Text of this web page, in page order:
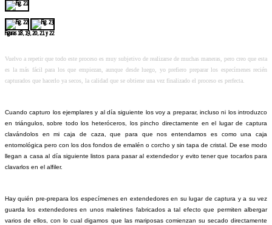
Figuras 18, 19, 20, 21 y 22
Vuelvo a repetir que todo este proceso es muy subjetivo de realizarse de muchas maneras, pero creo que esta
es la más fácil para los que empiezan, aunque desde luego, yo prefiero preparar los especímenes recién
capturados que hacerlo ya secos, la calidad que se obtiene una vez finalizado el proceso es perfecta.
Cuando capturo los ejemplares y al día siguiente los voy a preparar, incluso ni los introduzco
en triángulos, sobre todo los heteróceros, los pincho directamente en el lugar de captura
clavándolos en mi caja de caza, que para que nos entendamos es como una caja
entomológica pero con los dos fondos de emalén o corcho y sin tapa de cristal. De ese modo
llegan a casa al día siguiente listos para pasar al extendedor y evito tener que tocarlos para
clavarlos en el alfiler.
Hay quién pre-prepara los especímenes en extendedores en su lugar de captura y a su vez
guarda los extendedores en unos maletines fabricados a tal efecto que permiten albergar
varios de ellos, con lo cual digamos que las mariposas comienzan su secado directamente